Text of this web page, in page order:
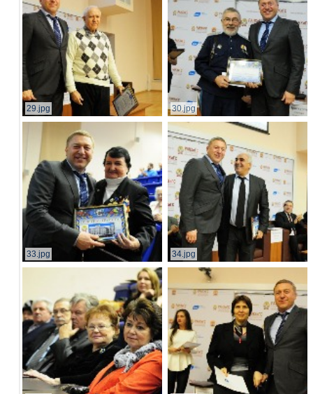
29.jpg 30.jpg
33.jpg 34.jpg